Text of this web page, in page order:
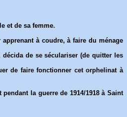
et de sa femme.
à coudre, à faire du ménage
de se séculariser (de quitter les
de faire fonctionner cet orphelinat à
la guerre de 1914/1918 à Saint